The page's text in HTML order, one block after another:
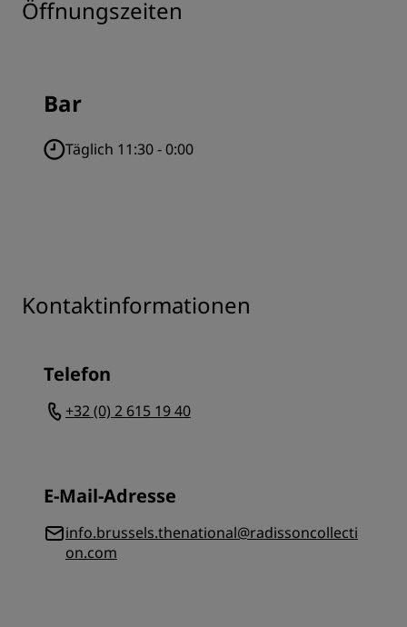
Öffnungszeiten
Bar
Täglich 11:30 - 0:00
Kontaktinformationen
Telefon
+32 (0) 2 615 19 40
E-Mail-Adresse
info.brussels.thenational@radissoncollecti
on.com